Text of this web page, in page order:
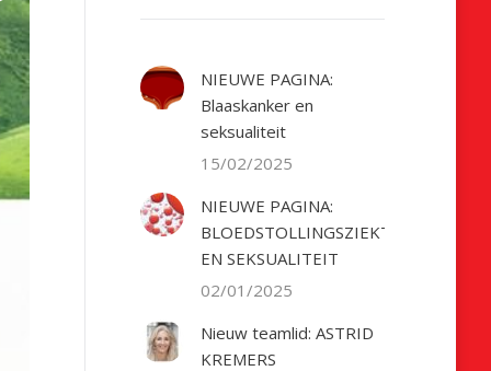
NIEUWE PAGINA:
Blaaskanker en
seksualiteit
15/02/2025
NIEUWE PAGINA:
BLOEDSTOLLINGSZIEKTE
EN SEKSUALITEIT
02/01/2025
Nieuw teamlid: ASTRID
KREMERS